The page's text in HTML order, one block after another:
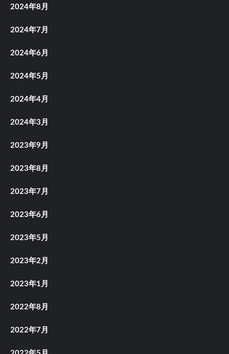
2024年8月
2024年7月
2024年6月
2024年5月
2024年4月
2024年3月
2023年9月
2023年8月
2023年7月
2023年6月
2023年5月
2023年2月
2023年1月
2022年8月
2022年7月